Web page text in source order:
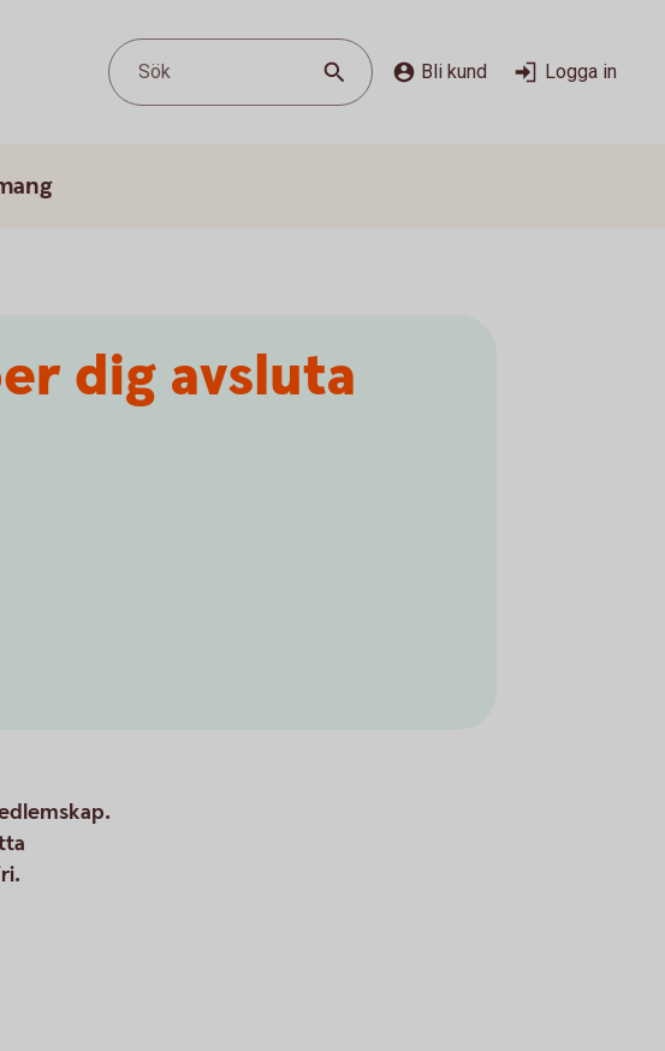
Sök Bli kund Logga in
dig avsluta